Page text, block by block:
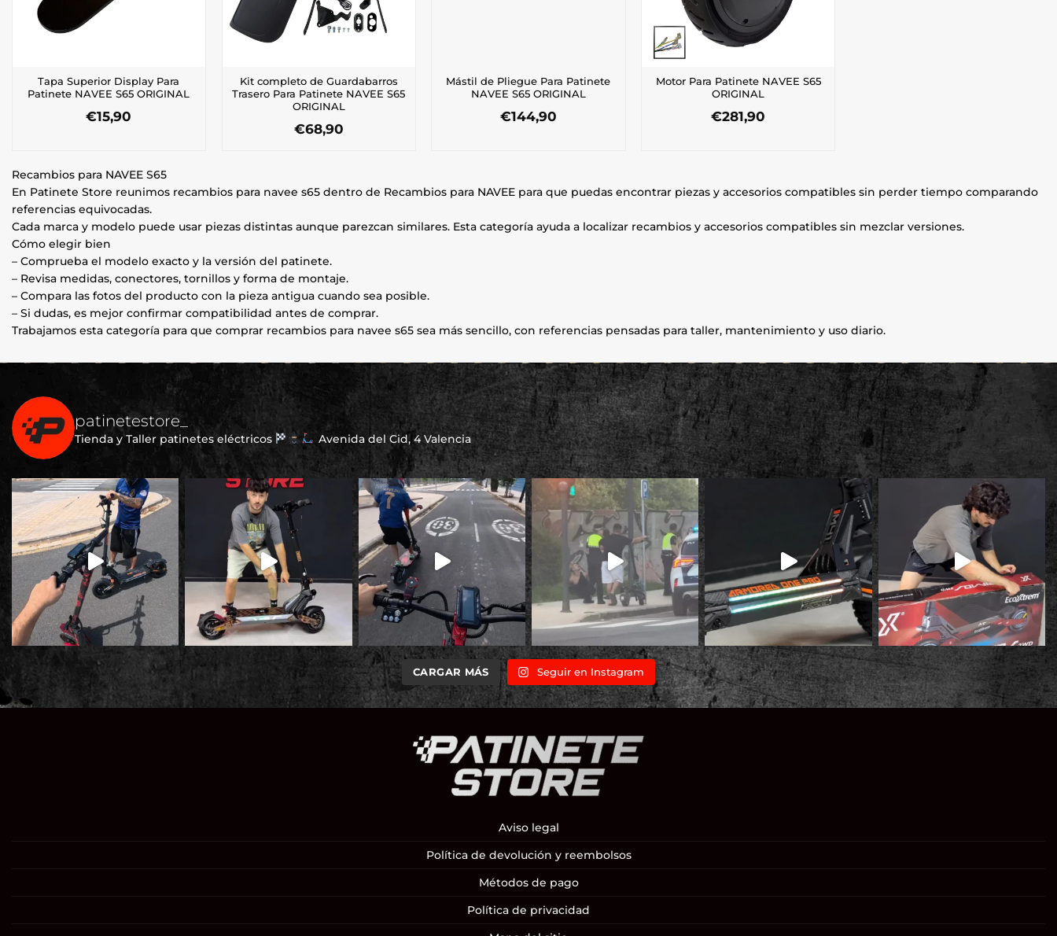
Tapa Superior Display Para
Patinete NAVEE S65 ORIGINAL
€15,90
Kit completo de Guardabarros
Trasero Para Patinete NAVEE S65
ORIGINAL
€68,90
Mástil de Pliegue Para Patinete
NAVEE S65 ORIGINAL
€144,90
Motor Para Patinete NAVEE S65
ORIGINAL
€281,90
Recambios para NAVEE S65
En Patinete Store reunimos recambios para navee s65 dentro de Recambios para NAVEE para que puedas encontrar piezas y accesorios compatibles sin perder tiempo comparando
referencias equivocadas.
Cada marca y modelo puede usar piezas distintas aunque parezcan similares. Esta categoría ayuda a localizar recambios y accesorios compatibles sin mezclar versiones.
Cómo elegir bien
– Comprueba el modelo exacto y la versión del patinete.
– Revisa medidas, conectores, tornillos y forma de montaje.
– Compara las fotos del producto con la pieza antigua cuando sea posible.
– Si dudas, es mejor confirmar compatibilidad antes de comprar.
Trabajamos esta categoría para que comprar recambios para navee s65 sea más sencillo, con referencias pensadas para taller, mantenimiento y uso diario.
patinetestore_
Tienda y Taller patinetes eléctricos Avenida del Cid, 4 Valencia
CARGAR MÁS Seguir en Instagram
Aviso legal
Política de devolución y reembolsos
Métodos de pago
Política de privacidad